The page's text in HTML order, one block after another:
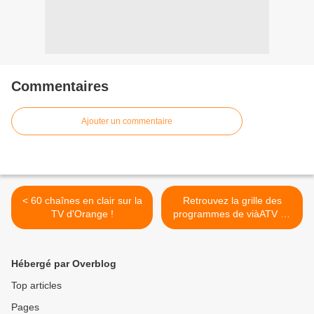
Commentaires
Ajouter un commentaire
< 60 chaînes en clair sur la
TV d'Orange !
Retrouvez la grille des
programmes de viàATV du
14 au 20 novembre 2020 !
Hébergé par Overblog
Top articles
Pages